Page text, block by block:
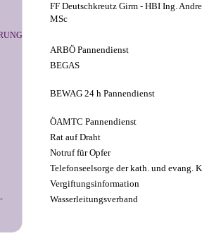
FF Deutschkreutz Girm - HBI Ing.
MSc
ARBÖ Pannendienst
BEGAS
BEWAG 24 h Pannendienst
ÖAMTC Pannendienst
Rat auf Draht
Notruf für Opfer
Telefonseelsorge der kath. und evang.
Vergiftungsinformation
Wasserleitungsverband